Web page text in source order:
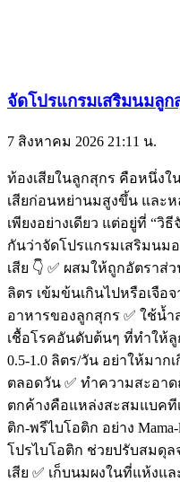
จัดโปรแกรมเสริมนมลูก
7 สิงหาคม 2026 21:11 น.
ท้องเสียในลูกสุกร คือหนึ่ง
เสียก่อนหย่านมสูงขึ้น และ
เพียงอย่างเดียว แต่อยู่ที่ “
กันว่าจัดโปรแกรมเสริมนม
เสีย 👇 ✅ ผสมให้ถูกอัตรา
ลิตร เข้มข้นเกินไปหรือเจือ
อาหารของลูกสุกร ✅ ใช้น้
เชื้อโรคอันดับต้นๆ ที่ทำให้ลู
0.5-1.0 ลิตร/วัน อย่าให้มาก
ตลอดวัน ✅ ทำความสะอา
ตกค้างคือแหล่งสะสมแบคที
ติก-พรีไบโอติก อย่าง
โปรไบโอติก ช่วยปรับสมดุล
เสีย ✅ เก็บนมผงในที่แห้งแ